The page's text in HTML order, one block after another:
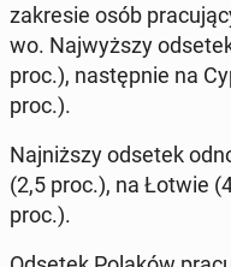
za­kre­sie osób
wo. Naj­wyż­szy
proc.), na­stęp­nie na
proc.).
Naj­niż­szy odsetek
(2,5 proc.), na Łotwie
proc.).